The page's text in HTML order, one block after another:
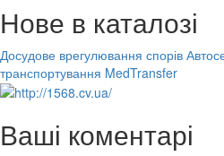
Нове в каталозі
Досудове врегулювання спорів
транспортування MedTransfer
Ваші коментарі